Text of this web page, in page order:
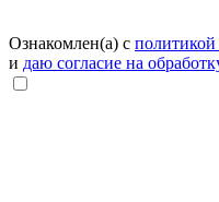
Ознакомлен(а) с
и даю согласие на